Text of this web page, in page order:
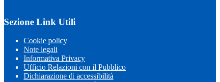
Sezione Link Utili
Cookie policy
Note legali
Informativa Privacy
Ufficio Relazioni con il Pubblico
Dichiarazione di accessibilità